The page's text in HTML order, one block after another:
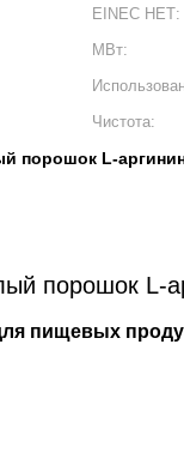
EINEC НЕТ:
МВт:
Чистота:
порошок L-
порошок L-
пищевых